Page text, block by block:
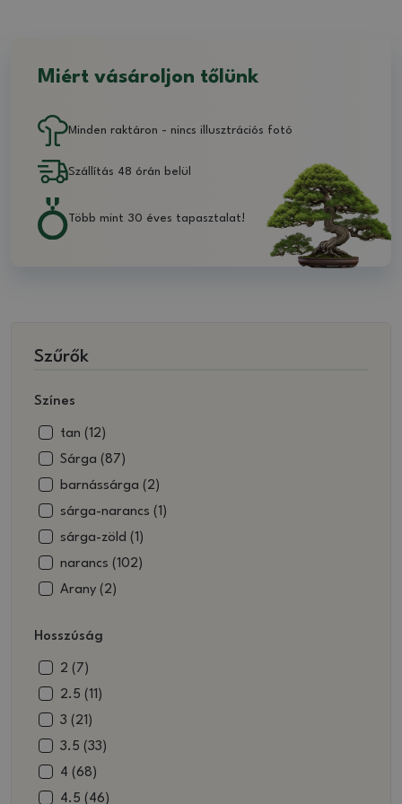
Szűrők
Színes
tan (12)
Sárga (87)
barnássárga (2)
sárga-narancs (1)
sárga-zöld (1)
narancs (102)
Arany (2)
Kék bézs (2)
barnáskék (7)
kék és fehér (13)
kék-szürke (1)
kék-fekete (1)
Tégla (54)
Barna (1213)
Hosszúság
2 (7)
2.5 (11)
3 (21)
3.5 (33)
4 (68)
4.5 (46)
Miért vásároljon tőlünk
Minden raktáron - nincs illusztrációs fotó
Szállítás 48 órán belül
Több mint 30 éves tapasztalat!